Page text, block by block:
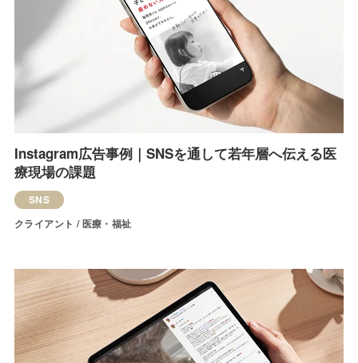
Instagram広告事例｜SNSを通して若年層へ伝える医
療現場の課題
SNS
クライアント / 医療・福祉